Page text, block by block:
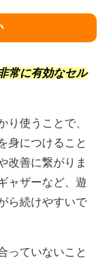
常に有効なセル
り使うことで、
身につけること
改善に繋がりま
ャザーなど、遊
ら続けやすいで
っていないこと